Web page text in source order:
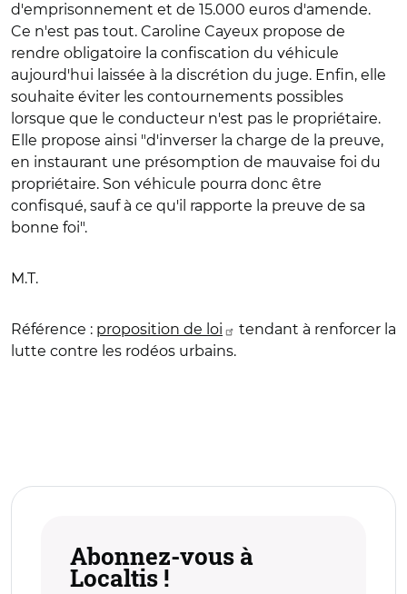
d'emprisonnement et de 15.000 euros d'amende.
Ce n'est pas tout. Caroline Cayeux propose de
rendre obligatoire la confiscation du véhicule
aujourd'hui laissée à la discrétion du juge. Enfin, elle
souhaite éviter les contournements possibles
lorsque que le conducteur n'est pas le propriétaire.
Elle propose ainsi "d'inverser la charge de la preuve,
en instaurant une présomption de mauvaise foi du
propriétaire. Son véhicule pourra donc être
confisqué, sauf à ce qu'il rapporte la preuve de sa
bonne foi".
M.T.
Référence : proposition de loi
tendant à renforcer la
lutte contre les rodéos urbains.
Abonnez-vous à
Localtis !